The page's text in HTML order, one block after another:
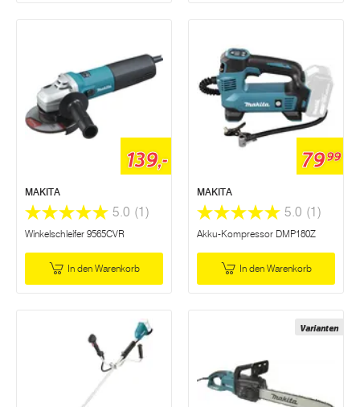
139,-
MAKITA
5.0 (1)
Winkelschleifer 9565CVR
In den Warenkorb
7999
MAKITA
5.0 (1)
Akku-Kompressor DMP180Z
In den Warenkorb
Varianten